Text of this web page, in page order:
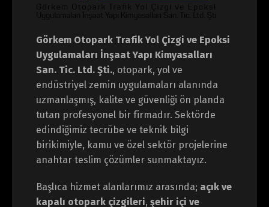
Görkem Otopark Trafik Yol Çizgi ve Epoksi
Uygulamaları İnşaat Yapı Kimyasalları
San. Tic. Ltd. Şti., otopark, yol ve
endüstriyel zemin uygulamaları alanında
uzmanlaşmış, kalite ve güvenliği ön planda
tutan profesyonel bir firmadır. Sektörde
edindiğimiz tecrübe ve teknik bilgi
birikimiyle, kamu ve özel sektör projelerine
anahtar teslim çözümler sunmaktayız.
Başlıca hizmet alanlarımız arasında; açık ve
kapalı otopark çizgileri, şehir içi ve